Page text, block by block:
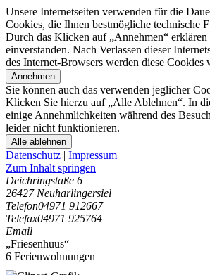
Unsere Internetseiten verwenden für die
Cookies, die Ihnen bestmögliche technische
Durch das Klicken auf „Annehmen“ erklären
einverstanden. Nach Verlassen dieser
des Internet-Browsers werden diese Cookies
Annehmen
Sie können auch das verwenden jeglicher
Klicken Sie hierzu auf „Alle Ablehnen“. In
einige Annehmlichkeiten während des
leider nicht funktionieren.
Alle ablehnen
Datenschutz | Impressum
Zum Inhalt springen
Deichringstaße 6
26427 Neuharlingersiel
Telefon04971 912667
Telefax04971 925764
Email
„Friesenhuus“
6 Ferienwohnungen